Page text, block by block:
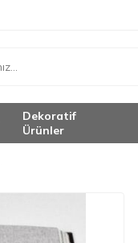
Dekoratif
Ürünler